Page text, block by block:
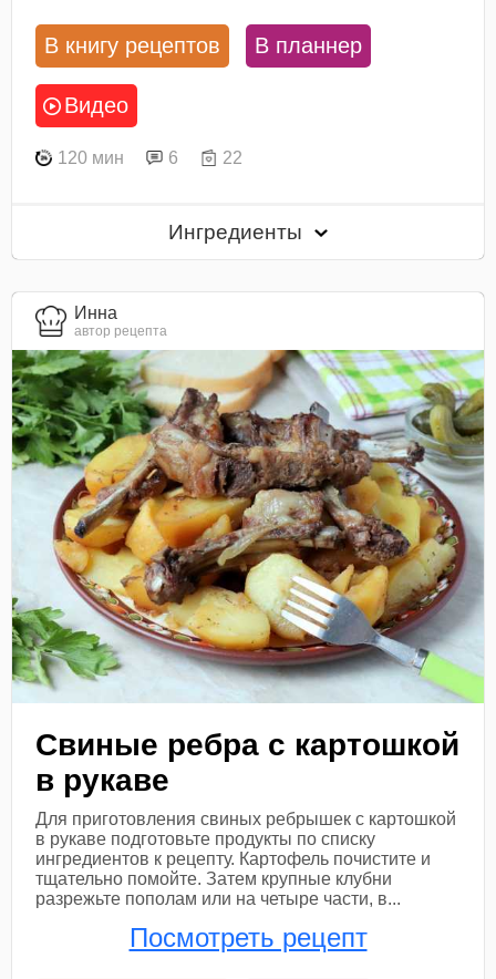
В книгу рецептов В планнер
Видео
120 мин 6 22
Ингредиенты
Инна
автор рецепта
Свиные ребра с картошкой
в рукаве
Для приготовления свиных ребрышек с картошкой
в рукаве подготовьте продукты по списку
ингредиентов к рецепту. Картофель почистите и
тщательно помойте. Затем крупные клубни
разрежьте пополам или на четыре части, в...
Посмотреть рецепт